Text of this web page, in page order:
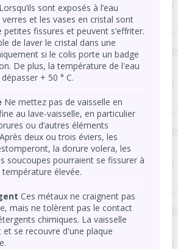
Lorsqu’ils sont exposés à l’eau
verres et les vases en cristal sont
petites fissures et peuvent s’effriter.
de laver le cristal dans une
si le colis porte un badge
De plus, la température de l'eau
+ 50 ° C.
Ne mettez pas de vaisselle en
au lave-vaisselle, en particulier
ou d’autres éléments
deux ou trois éviers, les
la dorure volera, les
soucoupes pourraient se fissurer à
température élevée.
Ces métaux ne craignent pas
mais ne tolèrent pas le contact
chimiques. La vaisselle
et se recouvre d'une plaque